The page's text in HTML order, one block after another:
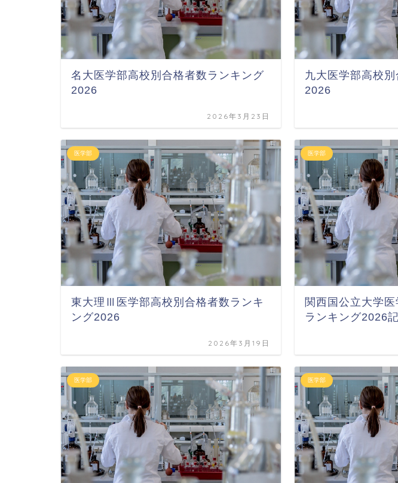
名大医学部高校別合格者数ランキング
2026
2026年3月23日
九大医学部高校
2026
医学部
東大理Ⅲ医学部高校別合格者数ランキ
ング2026
2026年3月19日
医学部
関西国公立大学
ランキング2026
医学部 医学部